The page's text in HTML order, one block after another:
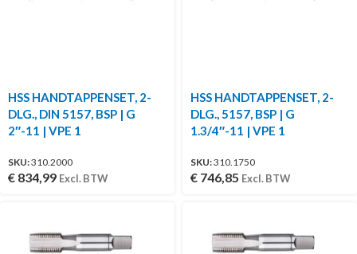
HSS HANDTAPPENSET, 2-
DLG., DIN 5157, BSP | G
2″-11 | VPE 1
SKU:310.2000
€ 834,99 Excl. BTW
HSS HANDTAPPENSET, 2-
DLG., 5157, BSP | G
1.3/4″-11 | VPE 1
SKU:310.1750
€ 746,85 Excl. BTW